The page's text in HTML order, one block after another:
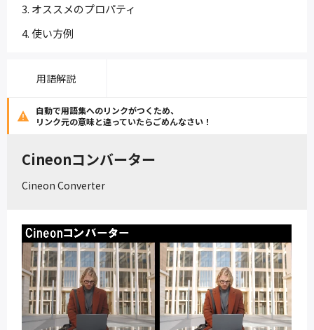
オススメのプロパティ
使い方例
用語解説
自動で用語集へのリンクがつくため、
リンク元の意味と違っていたらごめんなさい！
Cineonコンバーター
Cineon Converter